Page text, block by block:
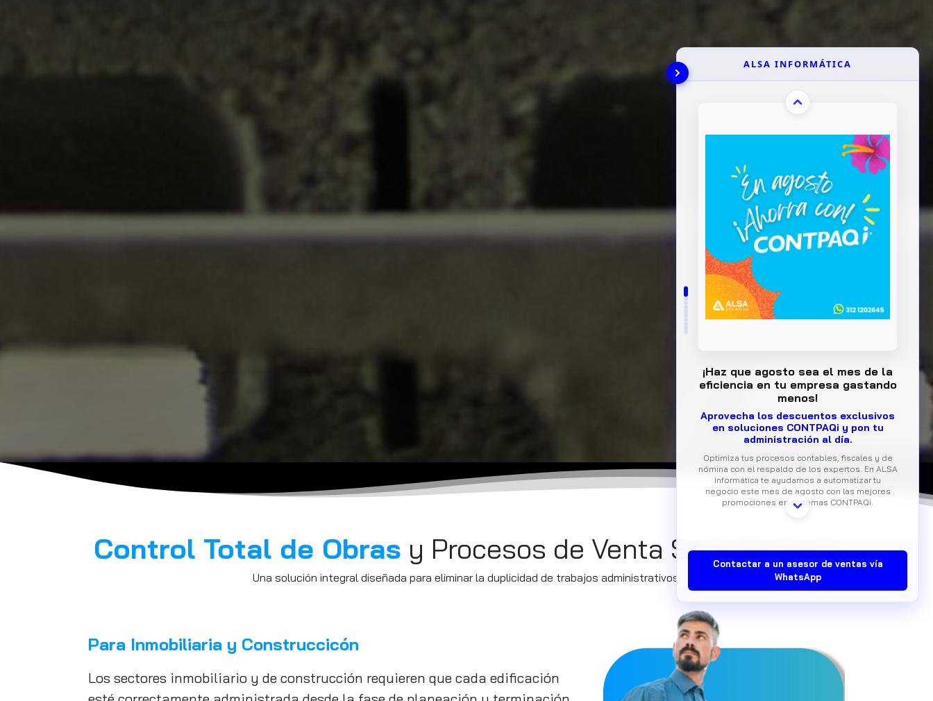
Control Total de Obras y Procesos de Venta Simplificados
Una solución integral diseñada para eliminar la duplicidad de trabajos administrativos.
Para Inmobiliaria y Construccicón
Los sectores inmobiliario y de construcción requieren que cada edificación
ALSA INFORMÁTICA
¡Haz que agosto sea el mes de la
eficiencia en tu empresa gastando
menos!
Aprovecha los descuentos exclusivos
en soluciones CONTPAQi y pon tu
administración al día.
Optimiza tus procesos contables, fiscales y de
nómina con el respaldo de los expertos. En ALSA
Informática te ayudamos a automatizar tu
negocio este mes de agosto con las mejores
promociones en sistemas CONTPAQi.
Contactar a un asesor de ventas vía
WhatsApp